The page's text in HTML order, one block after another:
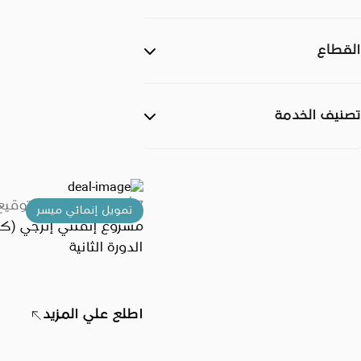
القطاع
تصنيف الخدمة
تمويل إنمائي ميسر 7 أكتوبر 2025 تم
مشروع إنفنتي إنرجي
الدورة الثانية
اطلع علي المزيد